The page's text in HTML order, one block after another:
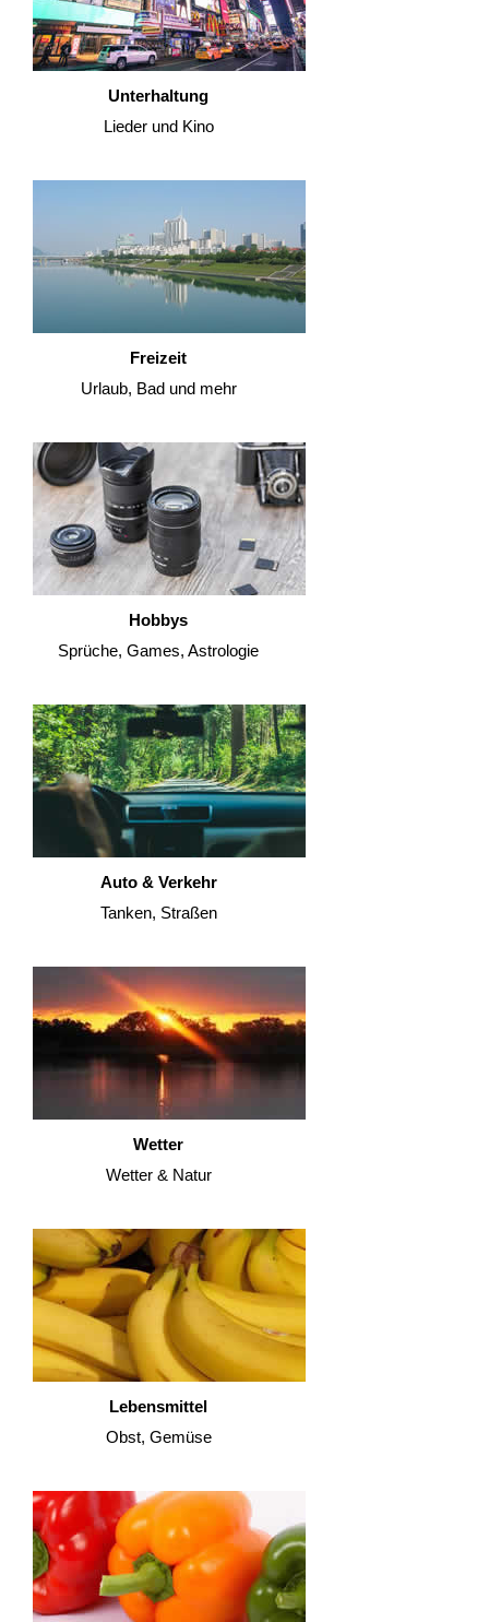
Unterhaltung
Lieder und Kino
Freizeit
Urlaub, Bad und mehr
Hobbys
Sprüche, Games, Astrologie
Auto & Verkehr
Tanken, Straßen
Wetter
Wetter & Natur
Lebensmittel
Obst, Gemüse